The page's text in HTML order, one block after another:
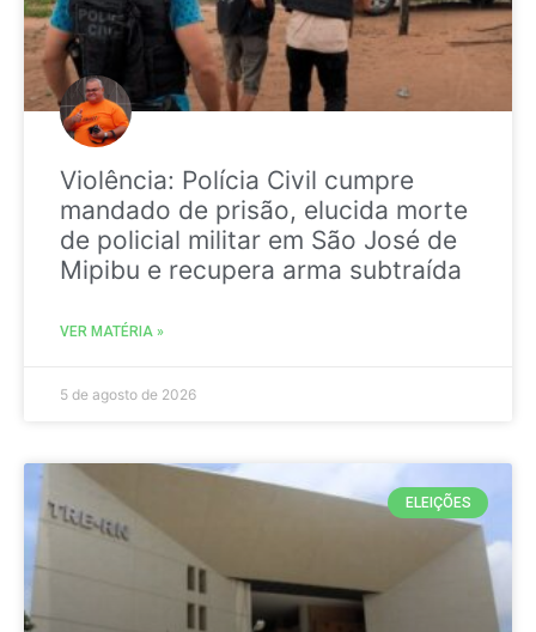
Violência: Polícia Civil cumpre
mandado de prisão, elucida morte
de policial militar em São José de
Mipibu e recupera arma subtraída
VER MATÉRIA »
5 de agosto de 2026
ELEIÇÕES